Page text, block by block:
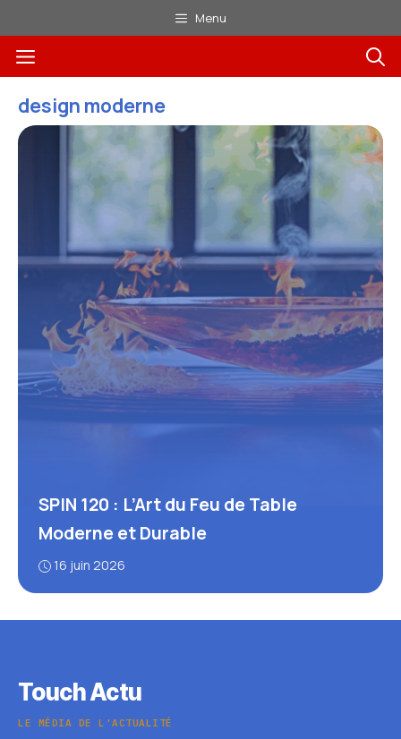
au
contenu
Menu
Menu
design moderne
SPIN 120 : L’Art du Feu de Table
Moderne et Durable
16 juin 2026
Touch Actu
LE MÉDIA DE L'ACTUALITÉ